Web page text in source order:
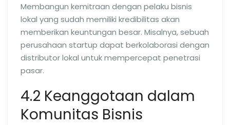
Membangun kemitraan dengan pelaku bisnis
lokal yang sudah memiliki kredibilitas akan
memberikan keuntungan besar. Misalnya, sebuah
perusahaan startup dapat berkolaborasi dengan
distributor lokal untuk mempercepat penetrasi
pasar.
4.2 Keanggotaan dalam
Komunitas Bisnis